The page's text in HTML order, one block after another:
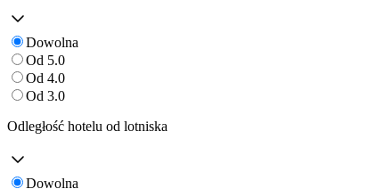
Dowolna
Od 5.0
Od 4.0
Od 3.0
Odległość hotelu od lotniska
Dowolna